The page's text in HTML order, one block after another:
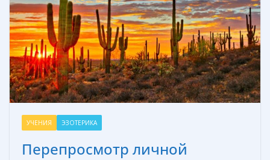
УЧЕНИЯ ЭЗОТЕРИКА
Перепросмотр личной